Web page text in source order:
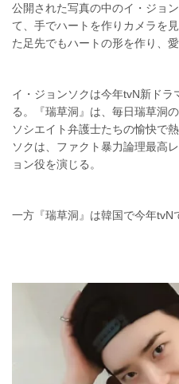
公開された写真の中のイ・ジョ
て、手でハートを作りカメラを
た足先でもハートの形を作り、
イ・ジョンソクは今年tvN新ド
る。『瑞草洞』は、毎日瑞草洞
ソシエイト弁護士たちの愉快で
ソクは、ファクト暴力論理最高
ョン役を演じる。
一方『瑞草洞』は韓国で今年tvN